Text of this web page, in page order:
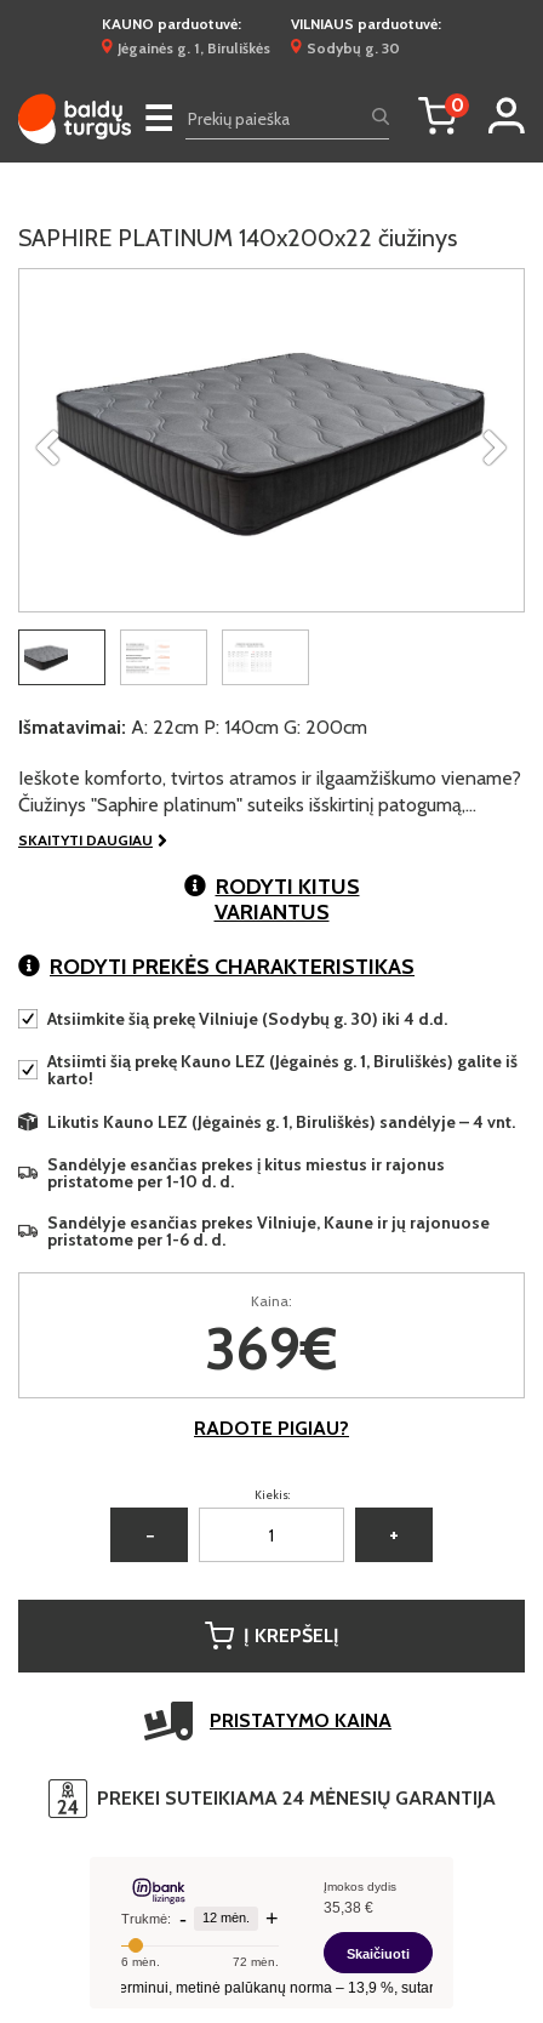
KAUNO parduotuvė:
Jėgainės g. 1, Biruliškės
VILNIAUS parduotuvė:
Sodybų g. 30
☰ 0
SAPHIRE PLATINUM 140x200x22 čiužinys
Išmatavimai: A: 22cm P: 140cm G: 200cm
Ieškote komforto, tvirtos atramos ir ilgaamžiškumo viename?
Čiužinys "Saphire platinum" suteiks išskirtinį patogumą,…
SKAITYTI DAUGIAU
RODYTI KITUS
VARIANTUS
RODYTI PREKĖS CHARAKTERISTIKAS
Atsiimkite šią prekę Vilniuje (Sodybų g. 30) iki 4 d.d.
Atsiimti šią prekę Kauno LEZ (Jėgainės g. 1, Biruliškės) galite iš
karto!
Likutis Kauno LEZ (Jėgainės g. 1, Biruliškės) sandėlyje – 4 vnt.
Sandėlyje esančias prekes į kitus miestus ir rajonus
pristatome per 1-10 d. d.
Sandėlyje esančias prekes Vilniuje, Kaune ir jų rajonuose
pristatome per 1-6 d. d.
Kaina:
369€
RADOTE PIGIAU?
Kiekis:
− +
Į KREPŠELĮ
PRISTATYMO KAINA
PREKEI SUTEIKIAMA 24 MĖNESIŲ GARANTIJA